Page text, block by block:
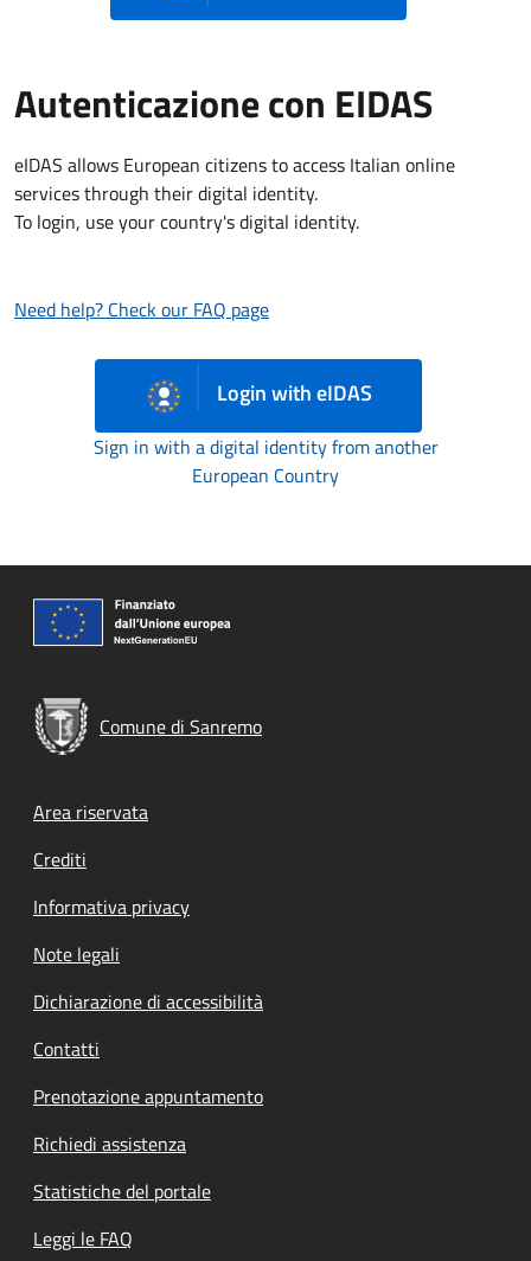
Autenticazione con EIDAS
eIDAS allows European citizens to access Italian online
services through their digital identity.
To login, use your country's digital identity.
Need help? Check our FAQ page
Login with eIDAS
Sign in with a digital identity from another
European Country
Comune di Sanremo
Footer menu
Area riservata
Crediti
Informativa privacy
Note legali
Dichiarazione di accessibilità
Contatti
Prenotazione appuntamento
Richiedi assistenza
Statistiche del portale
Leggi le FAQ